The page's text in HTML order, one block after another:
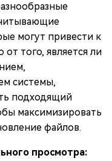
могут привести к
того, является ли
системы,
подходящий
максимизировать
файлов.
просмотра: